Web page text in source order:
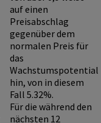
auf einen
Preisabschlag
gegenüber dem
normalen Preis für
das
Wachstumspotential
hin, von in diesem
Fall 5.32%.
Für die während den
nächsten 12